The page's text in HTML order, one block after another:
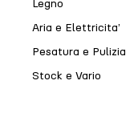
Legno
Aria e Elettricita’
Pesatura e Pulizia
Stock e Vario